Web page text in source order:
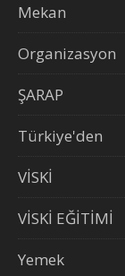
Mekan
Organizasyon
ŞARAP
Türkiye'den
VİSKİ
VİSKİ EĞİTİMİ
Yemek